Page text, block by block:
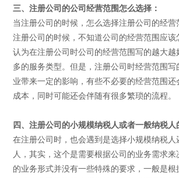
三、注册公司的公司经营范围怎么选择：
当注册公司的时候，怎么选择注册公司的经
注册公司的时候，不知道公司的经营范围应该
认为在注册公司时公司的经营范围写的越大越
多的服务类型。但是，注册公司时经营范围写
业带来一定的影响，有些不必要的经营范围
成本，同时可能还会伴随有很多繁琐的流程。
四、注册公司的小规模纳税人或者一般纳税人
在注册公司时，也会遇到是选择小规模纳税人
人，其实，这个是需要根据公司的业务需求来
的业务形式并没有一些特殊的要求，一般是根